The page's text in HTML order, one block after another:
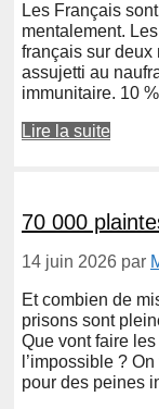
Les Français
mentalement.
français sur deux
assujetti au
immunitaire. 10
Lire la suite
70 000
14 juin 2026 par
Et combien de
prisons sont
Que vont faire
l’impossible ?
pour des peines